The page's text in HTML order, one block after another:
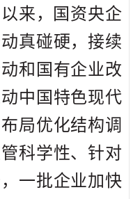
来，国资央企
真碰硬，接续
和国有企业改
中国特色现代
局优化结构调
科学性、针对
一批企业加快